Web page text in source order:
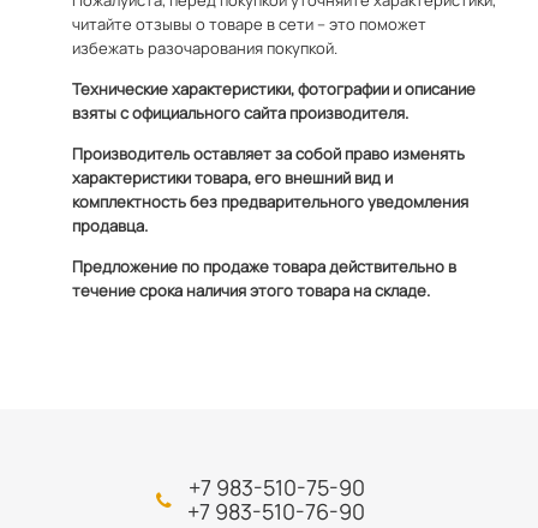
читайте отзывы о товаре в сети – это поможет
избежать разочарования покупкой.
Технические характеристики, фотографии и описание
взяты с официального сайта производителя.
Производитель оставляет за собой право изменять
характеристики товара, его внешний вид и
комплектность без предварительного уведомления
продавца.
Предложение по продаже товара действительно в
течение срока наличия этого товара на складе.
+7 983-510-75-90
+7 983-510-76-90